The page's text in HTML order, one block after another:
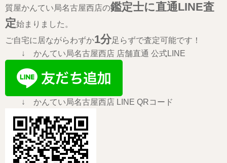
質屋かんてい局名古屋西店の鑑定士に直通LINE査
定始まりました。
ご自宅に居ながらわずか1分足らずで査定可能です！
↓ かんてい局名古屋西店 店舗直通 公式LINE
↓ かんてい局名古屋西店 LINE QRコード